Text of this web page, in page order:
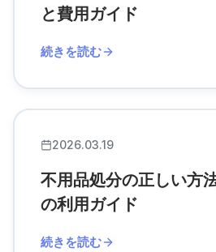
と費用ガイド
続きを読む
2026.03.19
不用品処分の正しい方
の利用ガイド
続きを読む